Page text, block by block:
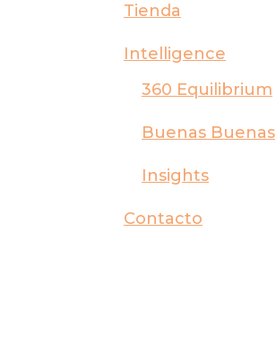
Tienda
Intelligence
360 Equilibrium
Buenas Buenas
Insights
Contacto